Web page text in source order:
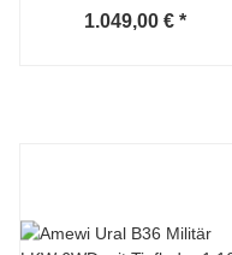
grün
1.049,00 € *